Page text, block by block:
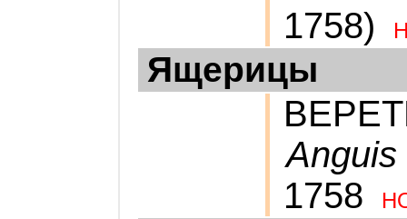
1758)
Ящерицы
Anguis
1758